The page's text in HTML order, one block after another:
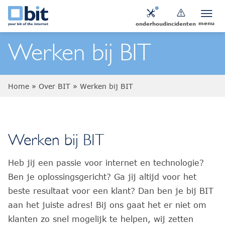
onderhoudincidenten menu
Werken bij BIT
Home » Over BIT » Werken bij BIT
Werken bij BIT
Heb jij een passie voor internet en technologie?
Ben je oplossingsgericht? Ga jij altijd voor het
beste resultaat voor een klant? Dan ben je bij BIT
aan het juiste adres! Bij ons gaat het er niet om
klanten zo snel mogelijk te helpen, wij zetten